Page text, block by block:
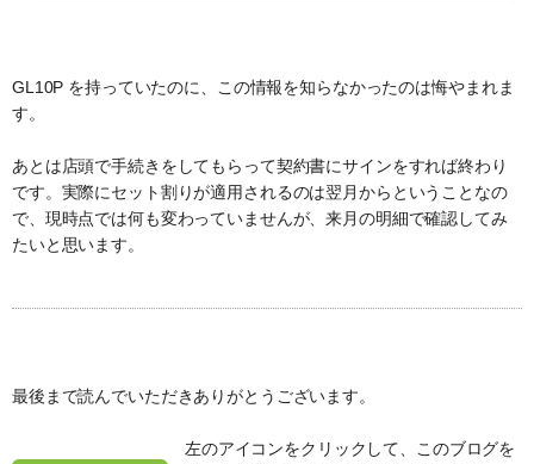
GL10P を持っていたのに、この情報を知らなかったのは悔やまれま
す。
あとは店頭で手続きをしてもらって契約書にサインをすれば終わり
です。実際にセット割りが適用されるのは翌月からということなの
で、現時点では何も変わっていませんが、来月の明細で確認してみ
たいと思います。
最後まで読んでいただきありがとうございます。
左のアイコンをクリックして、このブログを